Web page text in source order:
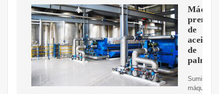
de
aceite
de
palma
máquinas